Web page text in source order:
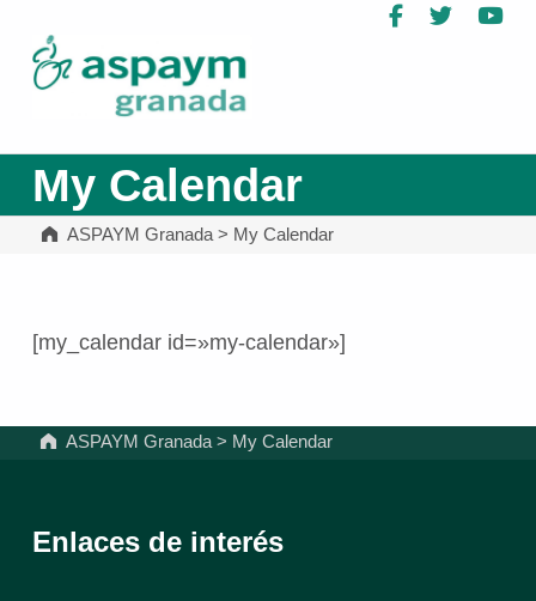
Facebook
Twitter
My Calendar
ASPAYM Granada> My Calendar
[my_calendar id=»my-calendar»]
ASPAYM Granada > My Calendar
Enlaces de interés